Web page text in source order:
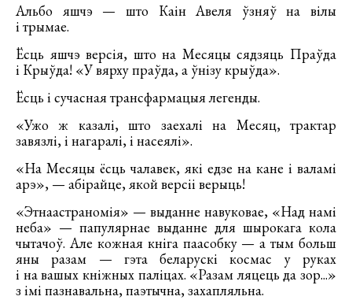
Альбо яшчэ — што Каін Авеля ўзняў на вілы
і трымае.
Ёсць яшчэ версія, што на Месяцы сядзяць Праўда
і Крыўда! «У вярху праўда, а ўнізу крыўда».
Ёсць і сучасная трансфармацыя легенды.
«Ужо ж казалі, што заехалі на Месяц, трактар
завязлі, і нагаралі, і насеялі».
«На Месяцы ёсць чалавек, які едзе на кане і валамі
арэ», — абірайце, якой версіі верыць!
«Этнаастраномія» — выданне навуковае, «Над намі
неба» — папулярнае выданне для шырокага кола
чытачоў. Але кожная кніга паасобку — а тым больш
яны разам — гэта беларускі космас у руках
і на вашых кніжных паліцах. «Разам ляцець да зор...»
з імі пазнавальна, паэтычна, захапляльна.